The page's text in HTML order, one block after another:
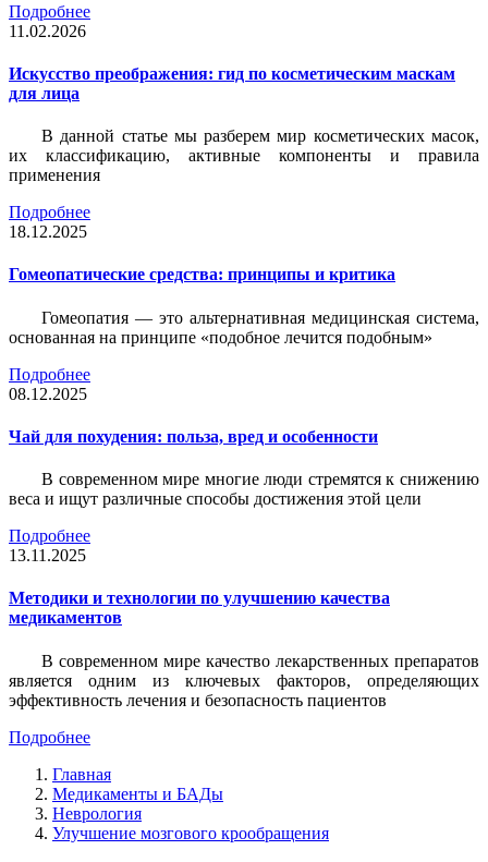
Подробнее
11.02.2026
Искусство преображения: гид по косметическим маскам
для лица
В данной статье мы разберем мир косметических масок,
их классификацию, активные компоненты и правила
применения
Подробнее
18.12.2025
Гомеопатические средства: принципы и критика
Гомеопатия — это альтернативная медицинская система,
основанная на принципе «подобное лечится подобным»
Подробнее
08.12.2025
Чай для похудения: польза, вред и особенности
В современном мире многие люди стремятся к снижению
веса и ищут различные способы достижения этой цели
Подробнее
13.11.2025
Методики и технологии по улучшению качества
медикаментов
В современном мире качество лекарственных препаратов
является одним из ключевых факторов, определяющих
эффективность лечения и безопасность пациентов
Подробнее
Главная
Медикаменты и БАДы
Неврология
Улучшение мозгового крообращения